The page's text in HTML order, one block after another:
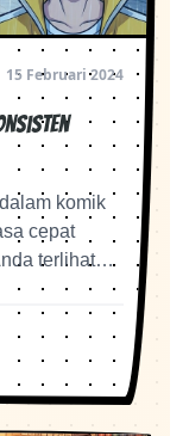
15 Februari 2024
komik
cepat
terlihat